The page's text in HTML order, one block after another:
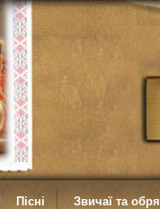
Пісні Звичаї та